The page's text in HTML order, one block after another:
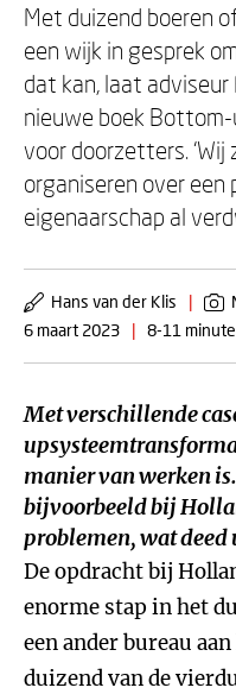
Met duizend boeren
een wijk in gesprek
dat kan, laat adviseur
nieuwe boek
voor doorzetters.
organiseren over een
eigenaarschap al
Hans van der Klis |
6 maart 2023
| 8-11
Met verschillende
manier van werken
bijvoorbeeld bij
problemen, wat deed
De opdracht bij
enorme stap in het
een ander bureau
duizend van de